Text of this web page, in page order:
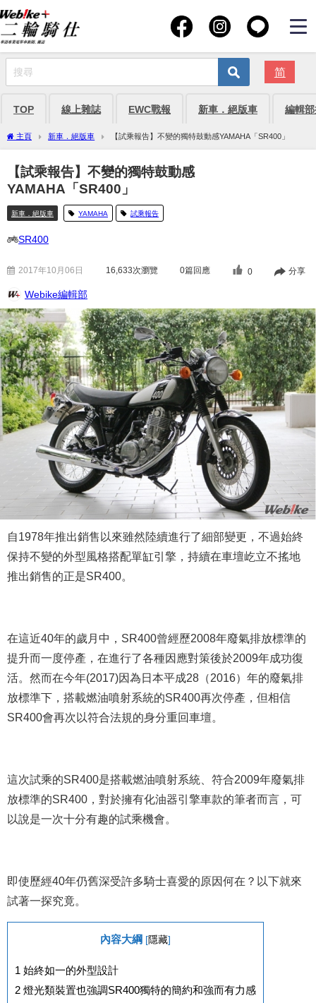
简
TOP 線上雜誌 EWC戰報 新車．絕版車 編輯
主頁 新車．絕版車 【試乘報告】不變的獨特鼓動感YAMAHA「SR400」
【試乘報告】不變的獨特鼓動感
YAMAHA「SR400」
新車．絕版車 YAMAHA 試乘報告
SR400
2017年10月06日 16,633次瀏覽 0篇回應 0 分享
Webike編輯部
自1978年推出銷售以來雖然陸續進行了細部變更，不過始終
保持不變的外型風格搭配單缸引擎，持續在車壇屹立不搖地
推出銷售的正是SR400。
在這近40年的歲月中，SR400曾經歷2008年廢氣排放標準的
提升而一度停產，在進行了各種因應對策後於2009年成功復
活。然而在今年(2017)因為日本平成28（2016）年的廢氣排
放標準下，搭載燃油噴射系統的SR400再次停產，但相信
SR400會再次以符合法規的身分重回車壇。
這次試乘的SR400是搭載燃油噴射系統、符合2009年廢氣排
放標準的SR400，對於擁有化油器引擎車款的筆者而言，可
以說是一次十分有趣的試乘機會。
即使歷經40年仍舊深受許多騎士喜愛的原因何在？以下就來
試著一探究竟。
內容大綱 [隱藏]
1 始終如一的外型設計
2 燈光類裝置也強調SR400獨特的簡約和強而有力感